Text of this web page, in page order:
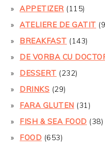
APPETIZER(115)
ATELIERE DE GATIT
BREAKFAST (143)
DE VORBA CU
DESSERT (232)
DRINKS (29)
FARA GLUTEN (31)
FISH & SEA FOOD (38)
FOOD (653)